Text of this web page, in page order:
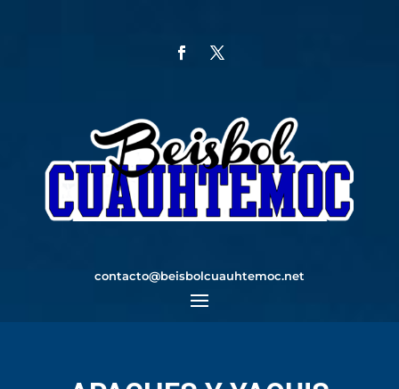
contacto@beisbolcuauhtemoc.net